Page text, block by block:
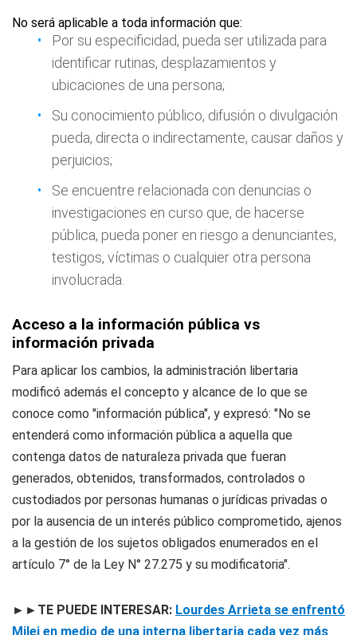
No será aplicable a toda información que:
Por su especificidad, pueda ser utilizada para
identificar rutinas, desplazamientos y
ubicaciones de una persona;
Su conocimiento público, difusión o divulgación
pueda, directa o indirectamente, causar daños y
perjuicios;
Se encuentre relacionada con denuncias o
investigaciones en curso que, de hacerse
pública, pueda poner en riesgo a denunciantes,
testigos, víctimas o cualquier otra persona
involucrada.
Acceso a la información pública vs
información privada
Para aplicar los cambios, la administración libertaria
modificó además el concepto y alcance de lo que se
conoce como "información pública", y expresó: "No se
entenderá como información pública a aquella que
contenga datos de naturaleza privada que fueran
generados, obtenidos, transformados, controlados o
custodiados por personas humanas o jurídicas privadas o
por la ausencia de un interés público comprometido, ajenos
a la gestión de los sujetos obligados enumerados en el
artículo 7° de la Ley N° 27.275 y su modificatoria".
►►TE PUEDE INTERESAR: Lourdes Arrieta se enfrentó
Milei en medio de una interna libertaria cada vez más